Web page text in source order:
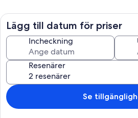
Börja dagen med en kopp morgonkaffe
lugn och ro. Bläddra igenom din
fotbollsmatch med barnen. Observera
dig och med lite tur kanske du till och
norrskenet på natten.
Lägg till datum för priser
Incheckning
Resenärer
Se